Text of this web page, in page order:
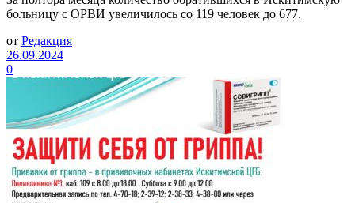
больницу с ОРВИ увеличилось со 119 человек до 677.
от Редакция
26.09.2024
0